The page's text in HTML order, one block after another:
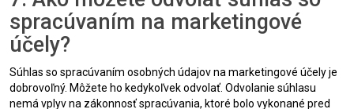
spracúvaním na marketingové
účely?
Súhlas so spracúvaním osobných údajov na marketingové účely je
dobrovoľný. Môžete ho kedykoľvek odvolať. Odvolanie súhlasu
nemá vplyv na zákonnosť spracúvania, ktoré bolo vykonané pred